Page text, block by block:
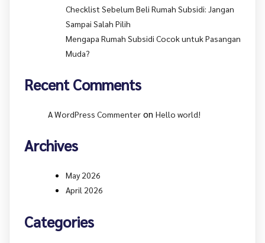
Checklist Sebelum Beli Rumah Subsidi: Jangan
Sampai Salah Pilih
Mengapa Rumah Subsidi Cocok untuk Pasangan
Muda?
Recent Comments
A WordPress Commenter on Hello world!
Archives
May 2026
April 2026
Categories